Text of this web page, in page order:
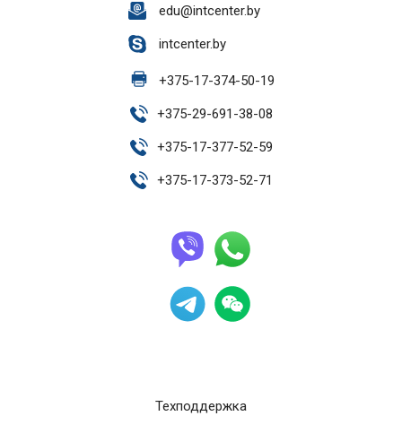
edu@intcenter.by
intcenter.by
+375-17-374-50-19
+375-29-691-38-08
+375-17-377-52-59
+375-17-373-52-71
Техподдержка